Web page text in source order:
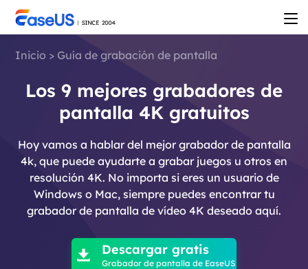
Inicio > Guía de grabación de pantalla
Los 9 mejores grabadores de
pantalla 4K gratuitos
Hoy vamos a hablar del mejor grabador de pantalla
4k, que puede ayudarte a grabar juegos u otros en
resolución 4K. No importa si eres un usuario de
Windows o Mac, siempre puedes encontrar tu
grabador de pantalla de vídeo 4K deseado aquí.

 Descargar gratis
Grabador de pantalla de EaseUS